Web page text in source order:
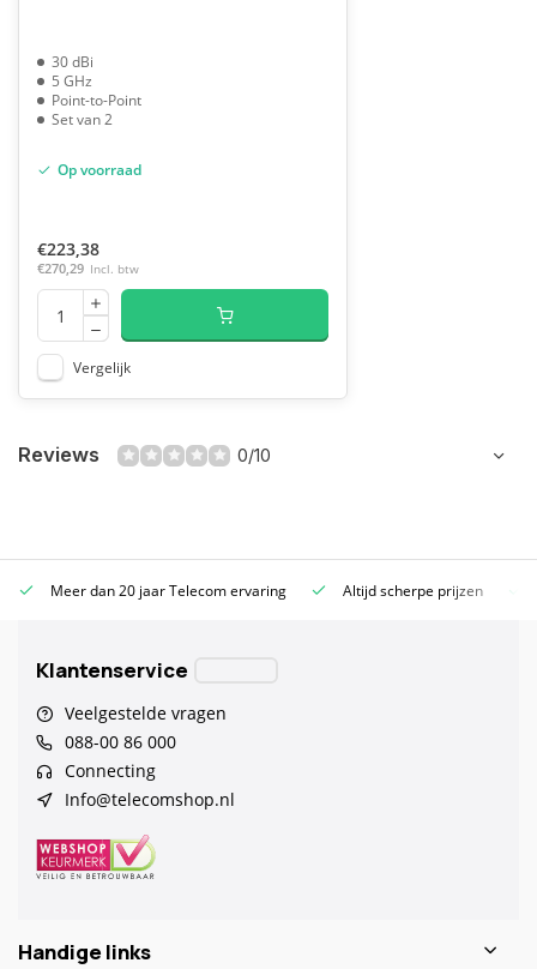
30 dBi
5 GHz
Point-to-Point
Set van 2
Op voorraad
€223,38
€270,29 Incl. btw
Vergelijk
Reviews 0/10
Meer dan 20 jaar Telecom ervaring Altijd scherpe prijzen
Klantenservice
Veelgestelde vragen
088-00 86 000
Connecting
Info@telecomshop.nl
Handige links